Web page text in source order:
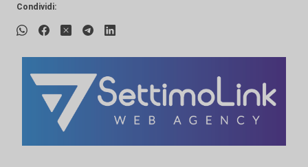
Condividi: